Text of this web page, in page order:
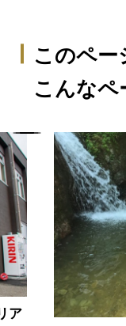
このペー
こんなペ
ア